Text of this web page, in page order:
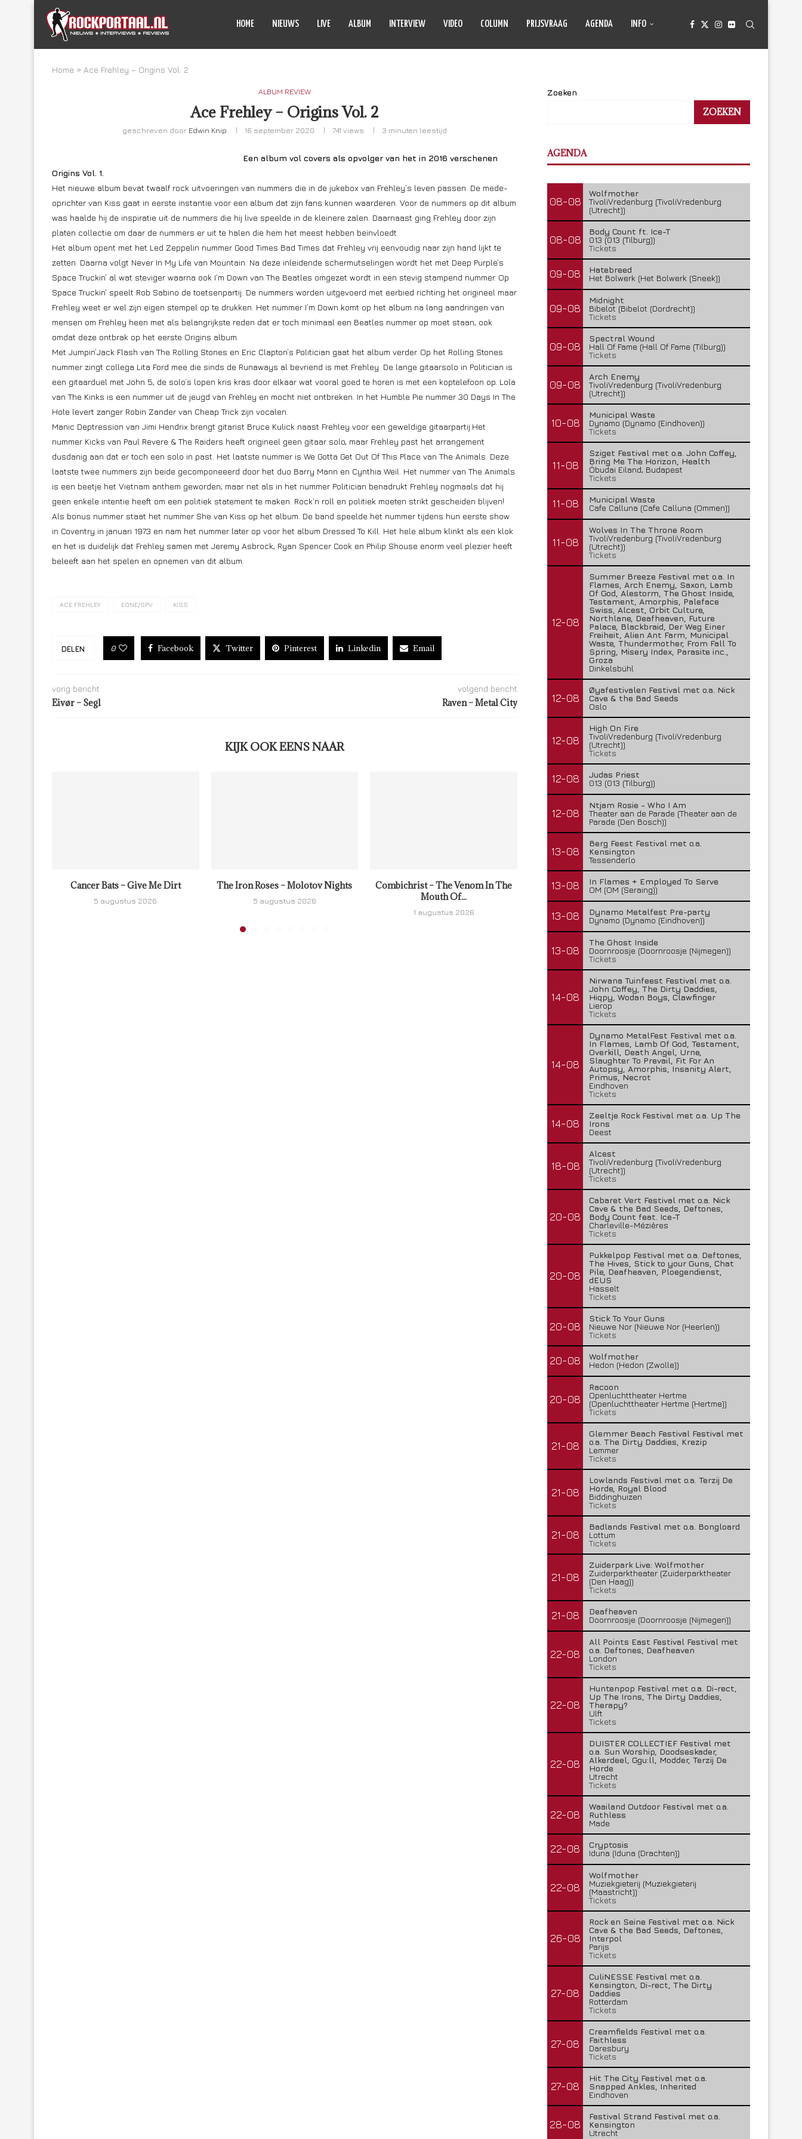
HOME NIEUWS LIVE ALBUM INTERVIEW VIDEO COLUMN PRIJSVRAAG AGENDA INFO
Home » Ace Frehley – Origins Vol. 2
ALBUM REVIEW
Ace Frehley – Origins Vol. 2
geschreven door Edwin Knip 16 september 2020 741 views 3 minuten leestijd
Een album vol covers als opvolger van het in 2016 verschenen
Origins Vol. 1.
Het nieuwe album bevat twaalf rock uitvoeringen van nummers die in de jukebox van Frehley’s leven passen. De mede-
oprichter van Kiss gaat in eerste instantie voor een album dat zijn fans kunnen waarderen. Voor de nummers op dit album
was haalde hij de inspiratie uit de nummers die hij live speelde in de kleinere zalen. Daarnaast ging Frehley door zijn
platen collectie om daar de nummers er uit te halen die hem het meest hebben beïnvloedt.
Het album opent met het Led Zeppelin nummer Good Times Bad Times dat Frehley vrij eenvoudig naar zijn hand lijkt te
zetten. Daarna volgt Never In My Life van Mountain. Na deze inleidende schermutselingen wordt het met Deep Purple’s
Space Truckin’ al wat steviger waarna ook I’m Down van The Beatles omgezet wordt in een stevig stampend nummer. Op
Space Truckin’ speelt Rob Sabino de toetsenpartij. De nummers worden uitgevoerd met eerbied richting het origineel maar
Frehley weet er wel zijn eigen stempel op te drukken. Het nummer I’m Down komt op het album na lang aandringen van
mensen om Frehley heen met als belangrijkste reden dat er toch minimaal een Beatles nummer op moet staan, ook
omdat deze ontbrak op het eerste Origins album.
Met Jumpin’Jack Flash van The Rolling Stones en Eric Clapton’s Politician gaat het album verder. Op het Rolling Stones
nummer zingt collega Lita Ford mee die sinds de Runaways al bevriend is met Frehley. De lange gitaarsolo in Politician is
een gitaarduel met John 5, de solo’s lopen kris kras door elkaar wat vooral goed te horen is met een koptelefoon op. Lola
van The Kinks is een nummer uit de jeugd van Frehley en mocht niet ontbreken. In het Humble Pie nummer 30 Days In The
Hole levert zanger Robin Zander van Cheap Trick zijn vocalen.
Manic Deptression van Jimi Hendrix brengt gitarist Bruce Kulick naast Frehley voor een geweldige gitaarpartij.Het
nummer Kicks van Paul Revere & The Raiders heeft origineel geen gitaar solo, maar Frehley past het arrangement
dusdanig aan dat er toch een solo in past. Het laatste nummer is We Gotta Get Out Of This Place van The Animals. Deze
laatste twee nummers zijn beide gecomponeeerd door het duo Barry Mann en Cynthia Weil. Het nummer van The Animals
is een beetje het Vietnam anthem geworden, maar net als in het nummer Politician benadrukt Frehley nogmaals dat hij
geen enkele intentie heeft om een politiek statement te maken. Rock’n roll en politiek moeten strikt gescheiden blijven!
Als bonus nummer staat het nummer She van Kiss op het album. De band speelde het nummer tijdens hun eerste show
in Coventry in januari 1973 en nam het nummer later op voor het album Dressed To Kill. Het hele album klinkt als een klok
en het is duidelijk dat Frehley samen met Jeremy Asbrock, Ryan Spencer Cook en Philip Shouse enorm veel plezier heeft
beleeft aan het spelen en opnemen van dit album.
ACE FREHLEY EONE/SPV KISS
DELEN 0 Facebook Twitter Pinterest Linkedin Email
vorig bericht
Eivør – Segl
volgend bericht
Raven – Metal City
KIJK OOK EENS NAAR
Cancer Bats – Give Me Dirt
5 augustus 2026
The Iron Roses – Molotov Nights
5 augustus 2026
Combichrist – The Venom In The
Mouth Of...
1 augustus 2026
Lunatic Soul – Transition II
29 juli 2026
Boneripper – Radiant In
27 juli 2026
Zoeken
ZOEKEN
AGENDA
08-08
Wolfmother
TivoliVredenburg (TivoliVredenburg
(Utrecht))
08-08
Body Count ft. Ice-T
013 (013 (Tilburg))
Tickets
09-08
Hatebreed
Het Bolwerk (Het Bolwerk (Sneek))
09-08
Midnight
Bibelot (Bibelot (Dordrecht))
Tickets
09-08
Spectral Wound
Hall Of Fame (Hall Of Fame (Tilburg))
Tickets
09-08
Arch Enemy
TivoliVredenburg (TivoliVredenburg
(Utrecht))
10-08
Municipal Waste
Dynamo (Dynamo (Eindhoven))
Tickets
11-08
Sziget Festival met o.a. John Coffey,
Bring Me The Horizon, Health
Óbudai Eiland, Budapest
Tickets
11-08
Municipal Waste
Cafe Calluna (Cafe Calluna (Ommen))
11-08
Wolves In The Throne Room
TivoliVredenburg (TivoliVredenburg
(Utrecht))
Tickets
12-08
Summer Breeze Festival met o.a. In
Flames, Arch Enemy, Saxon, Lamb
Of God, Alestorm, The Ghost Inside,
Testament, Amorphis, Paleface
Swiss, Alcest, Orbit Culture,
Northlane, Deafheaven, Future
Palace, Blackbraid, Der Weg Einer
Freiheit, Alien Ant Farm, Municipal
Waste, Thundermother, From Fall To
Spring, Misery Index, Parasite inc.,
Groza
Dinkelsbühl
12-08
Øyafestivalen Festival met o.a. Nick
Cave & the Bad Seeds
Oslo
12-08
High On Fire
TivoliVredenburg (TivoliVredenburg
(Utrecht))
Tickets
12-08
Judas Priest
013 (013 (Tilburg))
12-08
Ntjam Rosie - Who I Am
Theater aan de Parade (Theater aan de
Parade (Den Bosch))
13-08
Berg Feest Festival met o.a.
Kensington
Tessenderlo
13-08
In Flames + Employed To Serve
OM (OM (Seraing))
13-08
Dynamo Metalfest Pre-party
Dynamo (Dynamo (Eindhoven))
13-08
The Ghost Inside
Doornroosje (Doornroosje (Nijmegen))
Tickets
14-08
Nirwana Tuinfeest Festival met o.a.
John Coffey, The Dirty Daddies,
Hiqpy, Wodan Boys, Clawfinger
Lierop
Tickets
14-08
Dynamo MetalFest Festival met o.a.
In Flames, Lamb Of God, Testament,
Overkill, Death Angel, Urne,
Slaughter To Prevail, Fit For An
Autopsy, Amorphis, Insanity Alert,
Primus, Necrot
Eindhoven
Tickets
14-08
Zeeltje Rock Festival met o.a. Up The
Irons
Deest
18-08
Alcest
TivoliVredenburg (TivoliVredenburg
(Utrecht))
Tickets
20-08
Cabaret Vert Festival met o.a. Nick
Cave & the Bad Seeds, Deftones,
Body Count feat. Ice-T
Charleville-Mézières
Tickets
20-08
Pukkelpop Festival met o.a. Deftones,
The Hives, Stick to your Guns, Chat
Pile, Deafheaven, Ploegendienst,
dEUS
Hasselt
Tickets
20-08
Stick To Your Guns
Nieuwe Nor (Nieuwe Nor (Heerlen))
Tickets
20-08
Wolfmother
Hedon (Hedon (Zwolle))
20-08
Racoon
Openluchttheater Hertme
(Openluchttheater Hertme (Hertme))
Tickets
21-08
Glemmer Beach Festival Festival met
o.a. The Dirty Daddies, Krezip
Lemmer
Tickets
21-08
Lowlands Festival met o.a. Terzij De
Horde, Royal Blood
Biddinghuizen
Tickets
21-08
Badlands Festival met o.a. Bongloard
Lottum
Tickets
21-08
Zuiderpark Live: Wolfmother
Zuiderparktheater (Zuiderparktheater
(Den Haag))
Tickets
21-08
Deafheaven
Doornroosje (Doornroosje (Nijmegen))
22-08
All Points East Festival Festival met
o.a. Deftones, Deafheaven
London
Tickets
22-08
Huntenpop Festival met o.a. Di-rect,
Up The Irons, The Dirty Daddies,
Therapy?
Ulft
Tickets
22-08
DUISTER COLLECTIEF Festival met
o.a. Sun Worship, Doodseskader,
Alkerdeel, Ggu:ll, Modder, Terzij De
Horde
Utrecht
Tickets
22-08
Waailand Outdoor Festival met o.a.
Ruthless
Made
22-08
Cryptosis
Iduna (Iduna (Drachten))
22-08
Wolfmother
Muziekgieterij (Muziekgieterij
(Maastricht))
Tickets
26-08
Rock en Seine Festival met o.a. Nick
Cave & the Bad Seeds, Deftones,
Interpol
Parijs
Tickets
27-08
CuliNESSE Festival met o.a.
Kensington, Di-rect, The Dirty
Daddies
Rotterdam
Tickets
27-08
Creamfields Festival met o.a.
Faithless
Daresbury
Tickets
27-08
Hit The City Festival met o.a.
Snapped Ankles, Inherited
Eindhoven
28-08
Festival Strand Festival met o.a.
Kensington
Utrecht